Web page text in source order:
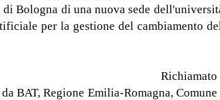
Bologna di una nuova sede
per la gestione del cambiamento
Richiamato
BAT, Regione Emilia-Romagna,